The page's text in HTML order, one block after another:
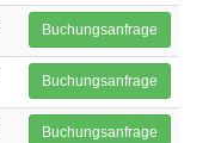
Buchungsanfrage
Buchungsanfrage
Buchungsanfrage